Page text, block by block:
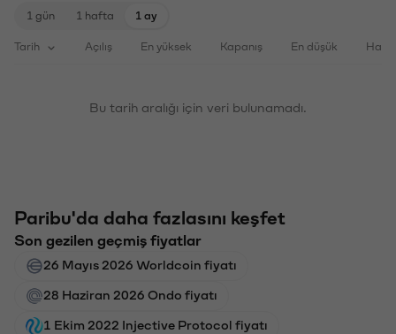
1 gün 1 hafta 1 ay
Tarih Açılış En yüksek Kapanış En düşük
Bu tarih aralığı için veri bulunamadı.
Paribu'da daha fazlasını keşfet
Son gezilen geçmiş fiyatlar
26 Mayıs 2026 Worldcoin fiyatı
28 Haziran 2026 Ondo fiyatı
1 Ekim 2022 Injective Protocol fiyatı